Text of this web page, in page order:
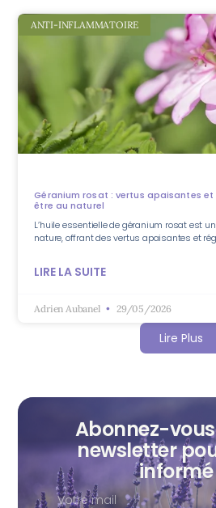
ANTI-INFLAMMATOIRE
Géranium rosat : vertus apaisantes
être au naturel
L’huile essentielle de géranium rosat est
nature, offrant des vertus apaisantes et
LIRE LA SUITE
Adrien Aubanel 29/05/2026
Lire Plus
Abonnez-
newsletter